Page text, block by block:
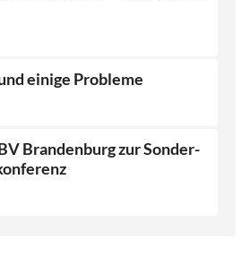
einige Probleme
Brandenburg zur Sonder-